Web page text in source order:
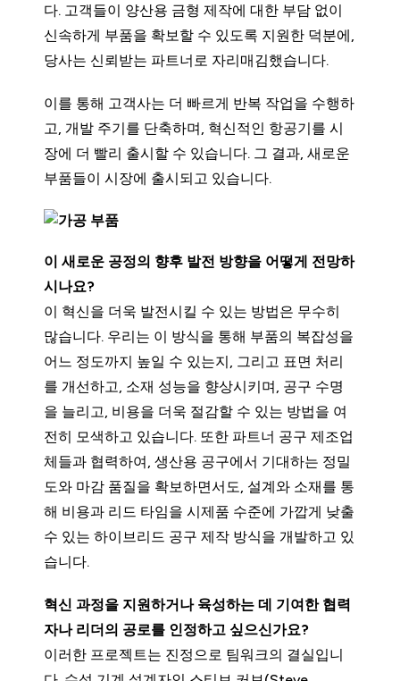
다. 고객들이 양산용 금형 제작에 대한 부담 없이
신속하게 부품을 확보할 수 있도록 지원한 덕분에,
당사는 신뢰받는 파트너로 자리매김했습니다.
이를 통해 고객사는 더 빠르게 반복 작업을 수행하
고, 개발 주기를 단축하며, 혁신적인 항공기를 시
장에 더 빨리 출시할 수 있습니다. 그 결과, 새로운
부품들이 시장에 출시되고 있습니다.
이 새로운 공정의 향후 발전 방향을 어떻게 전망하
시나요?
이 혁신을 더욱 발전시킬 수 있는 방법은 무수히
많습니다. 우리는 이 방식을 통해 부품의 복잡성을
어느 정도까지 높일 수 있는지, 그리고 표면 처리
를 개선하고, 소재 성능을 향상시키며, 공구 수명
을 늘리고, 비용을 더욱 절감할 수 있는 방법을 여
전히 모색하고 있습니다. 또한 파트너 공구 제조업
체들과 협력하여, 생산용 공구에서 기대하는 정밀
도와 마감 품질을 확보하면서도, 설계와 소재를 통
해 비용과 리드 타임을 시제품 수준에 가깝게 낮출
수 있는 하이브리드 공구 제작 방식을 개발하고 있
습니다.
혁신 과정을 지원하거나 육성하는 데 기여한 협력
자나 리더의 공로를 인정하고 싶으신가요?
이러한 프로젝트는 진정으로 팀워크의 결실입니